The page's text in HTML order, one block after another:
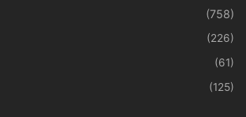
(758)
(226)
(61)
(125)